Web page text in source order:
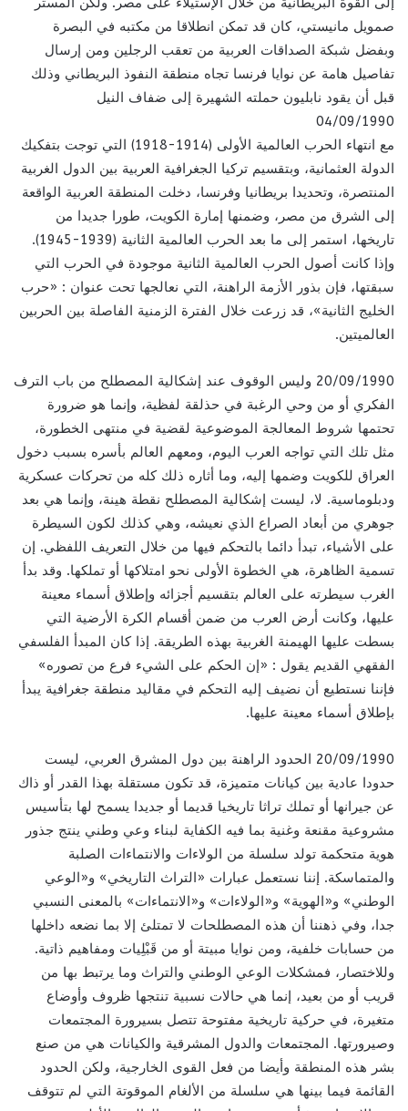
صمويل مانيستي، كان قد تمكن انطلاقا من مكتبه في البصرة
وبفضل شبكة الصداقات العربية من تعقب الرجلين ومن إرسال
تفاصيل هامة عن نوايا فرنسا تجاه منطقة النفوذ البريطاني وذلك
قبل أن يقود نابليون حملته الشهيرة إلى ضفاف النيل
04/09/1990
مع انتهاء الحرب العالمية الأولى (1914-1918) التي توجت بتفكيك
الدولة العثمانية، وبتقسيم تركيا الجغرافية العربية بين الدول الغربية
المنتصرة، وتحديدا بريطانيا وفرنسا، دخلت المنطقة العربية الواقعة
إلى الشرق من مصر، وضمنها إمارة الكويت، طورا جديدا من
تاريخها، استمر إلى ما بعد الحرب العالمية الثانية (1939-1945).
وإذا كانت أصول الحرب العالمية الثانية موجودة في الحرب التي
سبقتها، فإن بذور الأزمة الراهنة، التي نعالجها تحت عنوان : «حرب
الخليج الثانية»، قد زرعت خلال الفترة الزمنية الفاصلة بين الحربين
العالميتين.
20/09/1990 وليس الوقوف عند إشكالية المصطلح من باب الترف
الفكري أو من وحي الرغبة في حذلقة لفظية، وإنما هو ضرورة
تحتمها شروط المعالجة الموضوعية لقضية في منتهى الخطورة،
مثل تلك التي تواجه العرب اليوم، ومعهم العالم بأسره بسبب دخول
العراق للكويت وضمها إليه، وما أثاره ذلك كله من تحركات عسكرية
ودبلوماسية. لا، ليست إشكالية المصطلح نقطة هينة، وإنما هي بعد
جوهري من أبعاد الصراع الذي نعيشه، وهي كذلك لكون السيطرة
على الأشياء، تبدأ دائما بالتحكم فيها من خلال التعريف اللفظي. إن
تسمية الظاهرة، هي الخطوة الأولى نحو امتلاكها أو تملكها. وقد بدأ
الغرب سيطرته على العالم بتقسيم أجزائه وإطلاق أسماء معينة
عليها، وكانت أرض العرب من ضمن أقسام الكرة الأرضية التي
بسطت عليها الهيمنة الغربية بهذه الطريقة. إذا كان المبدأ الفلسفي
الفقهي القديم يقول : «إن الحكم على الشيء فرع من تصوره»
فإننا نستطيع أن نضيف إليه التحكم في مقاليد منطقة جغرافية يبدأ
بإطلاق أسماء معينة عليها.
20/09/1990 الحدود الراهنة بين دول المشرق العربي، ليست
حدودا عادية بين كيانات متميزة، قد تكون مستقلة بهذا القدر أو ذاك
عن جيرانها أو تملك تراثا تاريخيا قديما أو جديدا يسمح لها بتأسيس
مشروعية مقنعة وغنية بما فيه الكفاية لبناء وعي وطني ينتج جذور
هوية متحكمة تولد سلسلة من الولاءات والانتماءات الصلبة
والمتماسكة. إننا نستعمل عبارات «التراث التاريخي» و«الوعي
الوطني» و«الهوية» و«الولاءات» و«الانتماءات» بالمعنى النسبي
جدا، وفي ذهننا أن هذه المصطلحات لا تمتلئ إلا بما نضعه داخلها
من حسابات خلفية، ومن نوايا مبيتة أو من قَبْلِيات ومفاهيم ذاتية.
وللاختصار، فمشكلات الوعي الوطني والتراث وما يرتبط بها من
قريب أو من بعيد، إنما هي حالات نسبية تنتجها ظروف وأوضاع
متغيرة، في حركية تاريخية مفتوحة تتصل بسيرورة المجتمعات
وصيرورتها. المجتمعات والدول المشرقية والكيانات هي من صنع
بشر هذه المنطقة وأيضا من فعل القوى الخارجية، ولكن الحدود
القائمة فيما بينها هي سلسلة من الألغام الموقوتة التي لم تتوقف